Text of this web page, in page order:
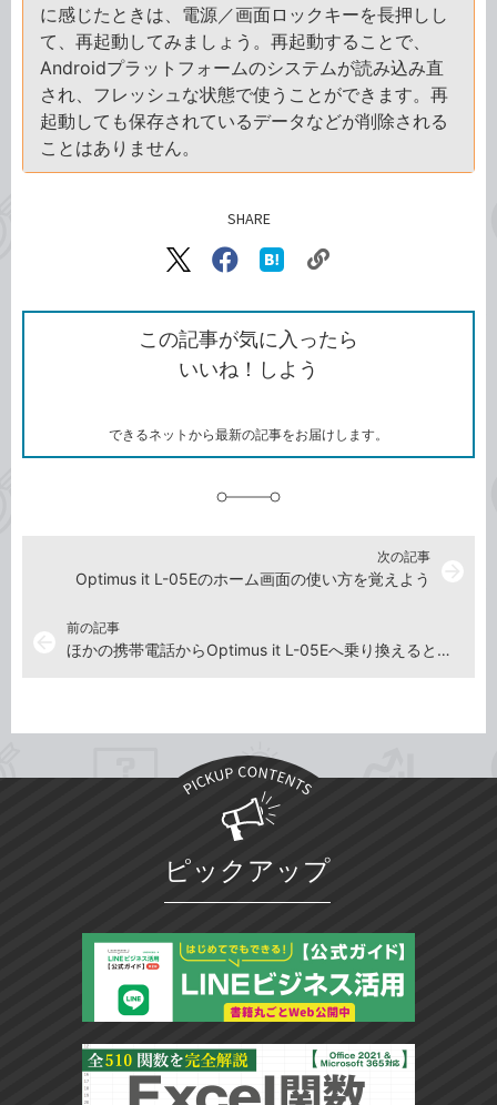
に感じたときは、電源／画面ロックキーを長押しし
て、再起動してみましょう。再起動することで、
Androidプラットフォームのシステムが読み込み直
され、フレッシュな状態で使うことができます。再
起動しても保存されているデータなどが削除される
ことはありません。
SHARE
X（旧
で
シ
ェ
ア
Facebook
シ
ェ
ア
な
ブ
ッ
ク
ク
ク
を
コ
この記事が気に入ったら
いいね！しよう
できるネットから最新の記事をお届けします。
前の記事
ほかの携帯電話からOptimus it L-05Eへ乗り換えるときに必要なことを確認しよう
次の記事
Optimus it L-05Eのホーム画面の使い方を覚えよう
ピックアップ